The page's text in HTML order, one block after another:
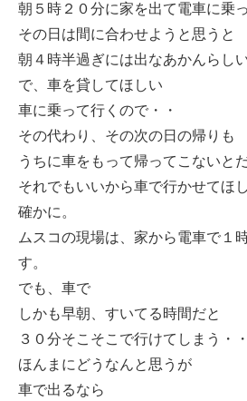
朝５時２０分に家を出て電車に乗
その日は間に合わせようと思うと
朝４時半過ぎには出なあかんらし
で、車を貸してほしい
車に乗って行くので・・
その代わり、その次の日の帰りも
うちに車をもって帰ってこないと
それでもいいから車で行かせてほ
確かに。
ムスコの現場は、家から電車で１
す。
でも、車で
しかも早朝、すいてる時間だと
３０分そこそこで行けてしまう・・
ほんまにどうなんと思うが
車で出るなら